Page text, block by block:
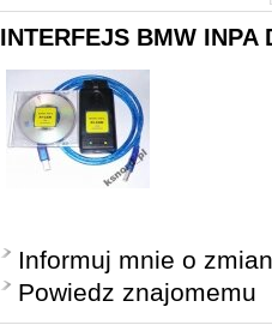
INTERFEJS BMW INPA
Informuj mnie o
Powiedz znajomemu